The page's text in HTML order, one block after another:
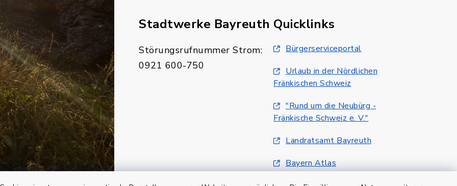
Stadtwerke Bayreuth
Störungsrufnummer Strom:
0921 600-750
Quicklinks
Bürgerserviceportal
Urlaub in der Nördlichen
Fränkischen Schweiz
"Rund um die Neubürg -
Fränkische Schweiz e. V."
Landratsamt Bayreuth
Bayern Atlas